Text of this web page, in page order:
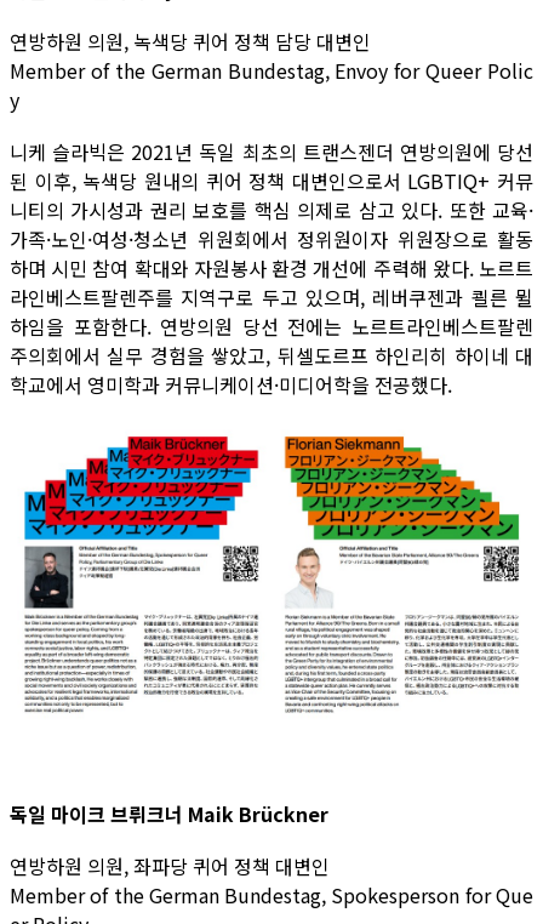
연방하원 의원, 녹색당 퀴어 정책 담당 대변인
Member of the German Bundestag, Envoy for Queer Polic
y
니케 슬라빅은 2021년 독일 최초의 트랜스젠더 연방의원에 당선
된 이후, 녹색당 원내의 퀴어 정책 대변인으로서 LGBTIQ+ 커뮤
니티의 가시성과 권리 보호를 핵심 의제로 삼고 있다. 또한 교육·
가족·노인·여성·청소년 위원회에서 정위원이자 위원장으로 활동
하며 시민 참여 확대와 자원봉사 환경 개선에 주력해 왔다. 노르트
라인베스트팔렌주를 지역구로 두고 있으며, 레버쿠젠과 쾰른 뮐
하임을 포함한다. 연방의원 당선 전에는 노르트라인베스트팔렌
주의회에서 실무 경험을 쌓았고, 뒤셀도르프 하인리히 하이네 대
학교에서 영미학과 커뮤니케이션·미디어학을 전공했다.
독일 마이크 브뤼크너 Maik Brückner
연방하원 의원, 좌파당 퀴어 정책 대변인
Member of the German Bundestag, Spokesperson for Que